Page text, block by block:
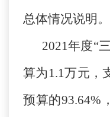
总体情况说明。
2021年度“
算为1.1万元，
预算的93.64%